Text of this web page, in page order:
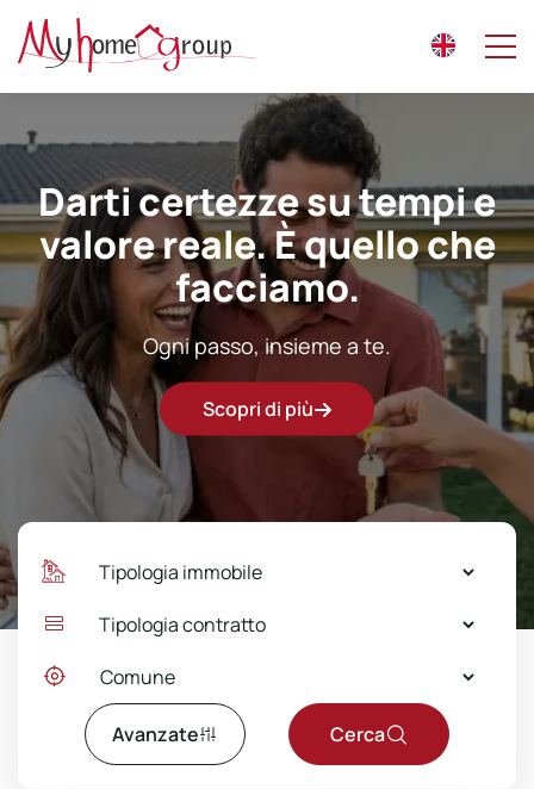
Ogni casa racconta una
vita.
Noi ti accompagniamo al prossimo capitolo.
Scopri di più
Darti certezze su tempi e
valore reale. È quello che
facciamo.
Ogni passo, insieme a te.
Scopri di più
Avanzate Cerca